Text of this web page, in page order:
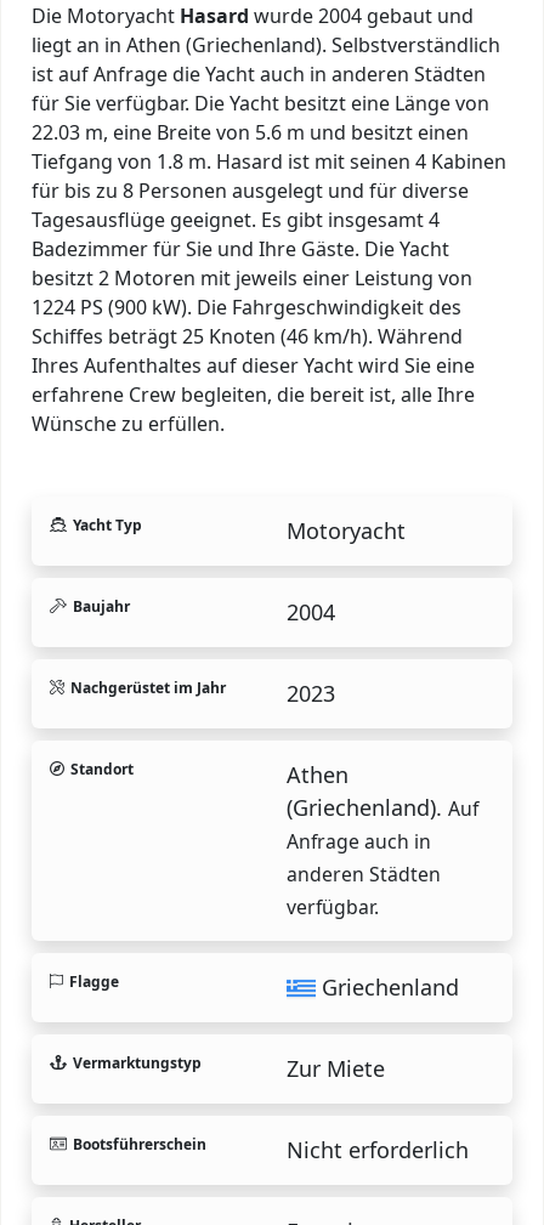
Die Motoryacht Hasard wurde 2004 gebaut und
liegt an in Athen (Griechenland). Selbstverständlich
ist auf Anfrage die Yacht auch in anderen Städten
für Sie verfügbar. Die Yacht besitzt eine Länge von
22.03 m, eine Breite von 5.6 m und besitzt einen
Tiefgang von 1.8 m. Hasard ist mit seinen 4 Kabinen
für bis zu 8 Personen ausgelegt und für diverse
Tagesausflüge geeignet. Es gibt insgesamt 4
Badezimmer für Sie und Ihre Gäste. Die Yacht
besitzt 2 Motoren mit jeweils einer Leistung von
1224 PS (900 kW). Die Fahrgeschwindigkeit des
Schiffes beträgt 25 Knoten (46 km/h). Während
Ihres Aufenthaltes auf dieser Yacht wird Sie eine
erfahrene Crew begleiten, die bereit ist, alle Ihre
Wünsche zu erfüllen.
Yacht Typ Motoryacht
Baujahr 2004
Nachgerüstet im Jahr 2023
Standort
Athen
(Griechenland). Auf
Anfrage auch in
anderen Städten
verfügbar.
Flagge Griechenland
Vermarktungstyp Zur Miete
Bootsführerschein Nicht erforderlich